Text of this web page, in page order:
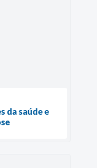
da saúde e